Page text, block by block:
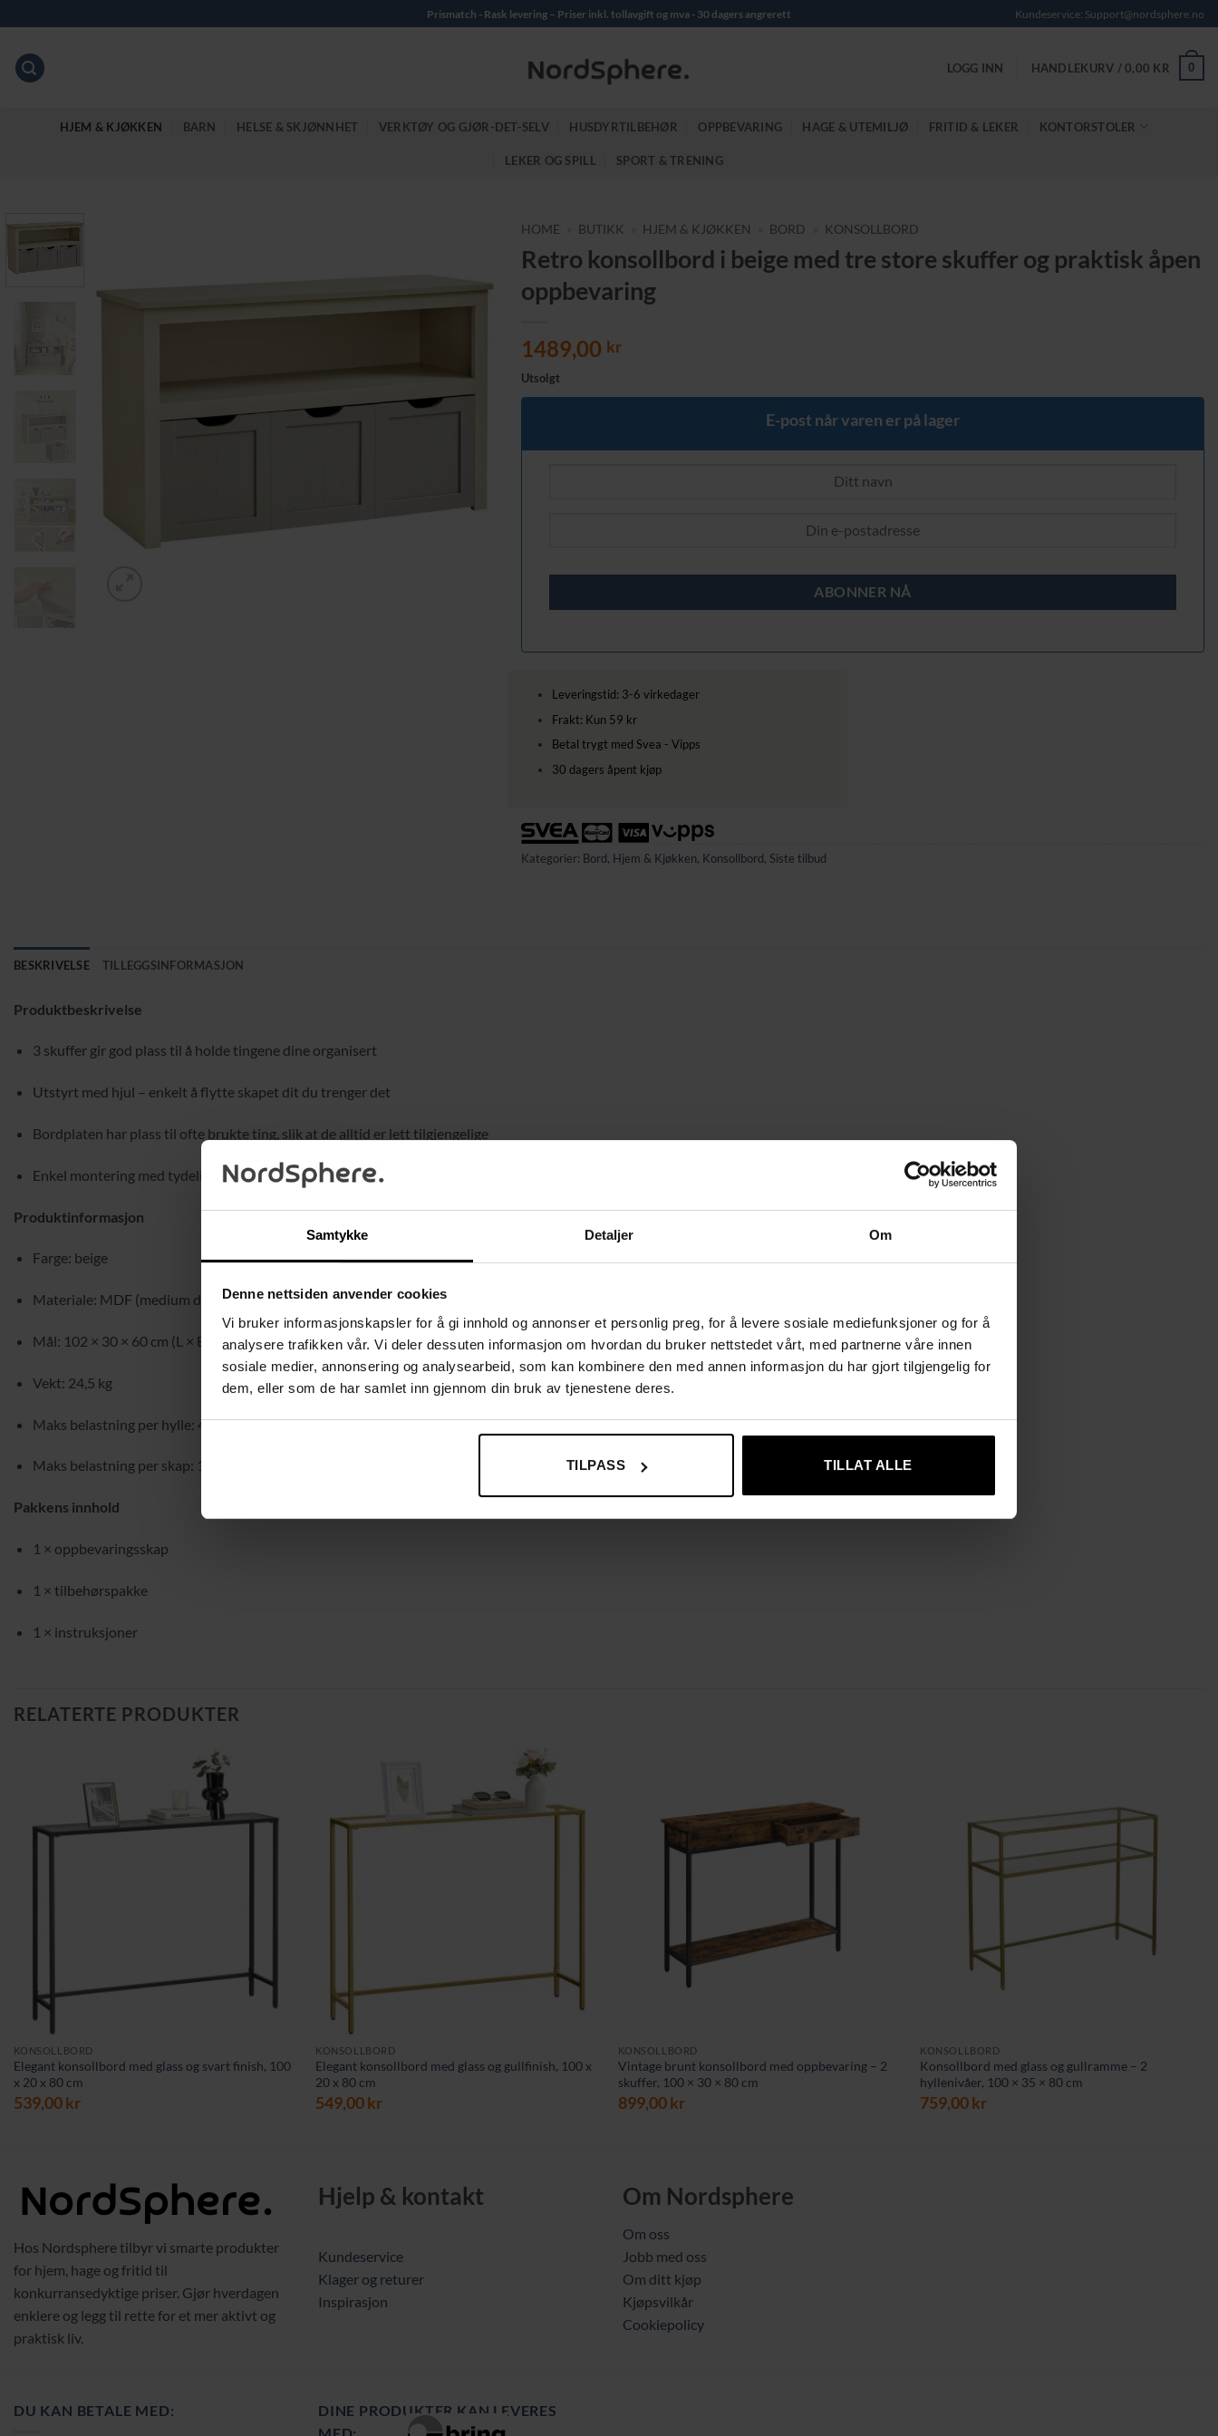
Samtykke Detaljer Om
Denne nettsiden anvender cookies
Vi bruker informasjonskapsler for å gi innhold og annonser et personlig preg, for å levere sosiale mediefunksjoner og for å
analysere trafikken vår. Vi deler dessuten informasjon om hvordan du bruker nettstedet vårt, med partnerne våre innen
sosiale medier, annonsering og analysearbeid, som kan kombinere den med annen informasjon du har gjort tilgjengelig for
dem, eller som de har samlet inn gjennom din bruk av tjenestene deres.
TILPASS TILLAT ALLE
to
content
Prismatch - Rask levering – Priser inkl. tollavgift og mva - 30 dagers angrerett Kundeservice: Support@nordsphere.no
LOGG INN HANDLEKURV /0,00 KR 0
HJEM & KJØKKEN BARN HELSE & SKJØNNHET VERKTØY OG GJØR-DET-SELV HUSDYRTILBEHØR OPPBEVARING HAGE & UTEMILJØ FRITID & LEKER KONTORSTOLER
LEKER OG SPILL SPORT & TRENING
HOME BUTIKK HJEM & KJØKKEN BORD KONSOLLBORD
Retro konsollbord i beige med tre store skuffer og praktisk åpen
oppbevaring
1489,00 kr
Utsolgt
E-post når varen er på lager
Leveringstid: 3-6 virkedager
Frakt: Kun 59 kr
Betal trygt med Svea - Vipps
30 dagers åpent kjøp
Kategorier: Bord, Hjem & Kjøkken, Konsollbord, Siste tilbud
BESKRIVELSE TILLEGGSINFORMASJON
Produktbeskrivelse
3 skuffer gir god plass til å holde tingene dine organisert
Utstyrt med hjul – enkelt å flytte skapet dit du trenger det
Bordplaten har plass til ofte brukte ting, slik at de alltid er lett tilgjengelige
Enkel montering med tydelige, illustrerte instruksjoner – alle deler er nummererte og forhåndsborede, monteringsbeslag og verktøy følger med
Produktinformasjon
Farge: beige
Materiale: MDF (medium density fiberboard)
Mål: 102 × 30 × 60 cm (L × B × H)
Vekt: 24,5 kg
Maks belastning per hylle: 45 kg
Maks belastning per skap: 18 kg
Pakkens innhold
1 × oppbevaringsskap
1 × tilbehørspakke
1 × instruksjoner
RELATERTE PRODUKTER
KONSOLLBORD
Elegant konsollbord med glass og svart finish, 100
x 20 x 80 cm
539,00kr
KONSOLLBORD
Elegant konsollbord med glass og gullfinish, 100 x
20 x 80 cm
549,00kr
KONSOLLBORD
Vintage brunt konsollbord med oppbevaring – 2
skuffer, 100 × 30 × 80 cm
899,00kr
KONSOLLBORD
Konsollbord med glass og gullramme – 2
hyllenivåer, 100 × 35 × 80 cm
759,00kr
Hos Nordsphere tilbyr vi smarte produkter
for hjem, hage og fritid til
konkurransedyktige priser. Gjør hverdagen
enklere og legg til rette for et mer aktivt og
praktisk liv.
Hjelp & kontakt
Kundeservice
Klager og returer
Inspirasjon
Om Nordsphere
Om oss
Jobb med oss
Om ditt kjøp
Kjøpsvilkår
Cookiepolicy
DU KAN BETALE MED:
DINE PRODUKTER KAN LEVERES
MED: